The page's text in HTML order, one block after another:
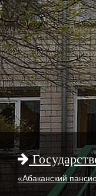
«Абаканский